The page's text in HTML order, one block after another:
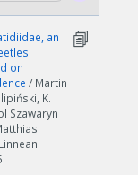
an
on
/ Martin
K.
Szawaryn